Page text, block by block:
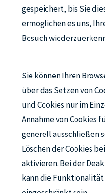
gespeichert, bis Sie
ermöglichen es uns,
Besuch
Sie können Ihren
über das Setzen von
und Cookies nur im
Annahme von Cookies
generell ausschließen
Löschen der Cookies
aktivieren. Bei der
kann die Funktionalität